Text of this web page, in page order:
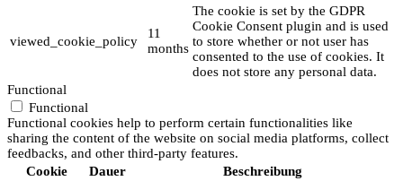
viewed_cookie_policy
11
months
The cookie is set by the GDPR
Cookie Consent plugin and is used
to store whether or not user has
consented to the use of cookies. It
does not store any personal data.
Functional
Functional
Functional cookies help to perform certain functionalities like
sharing the content of the website on social media platforms, collect
feedbacks, and other third-party features.
Cookie
Dauer Beschreibung